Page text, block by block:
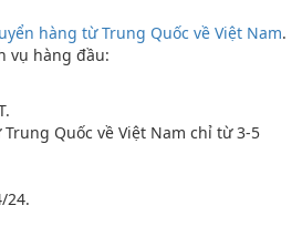
hàng từ Trung Quốc về Việt Nam.
vụ hàng đầu:
Quốc về Việt Nam chỉ từ 3-5
24.